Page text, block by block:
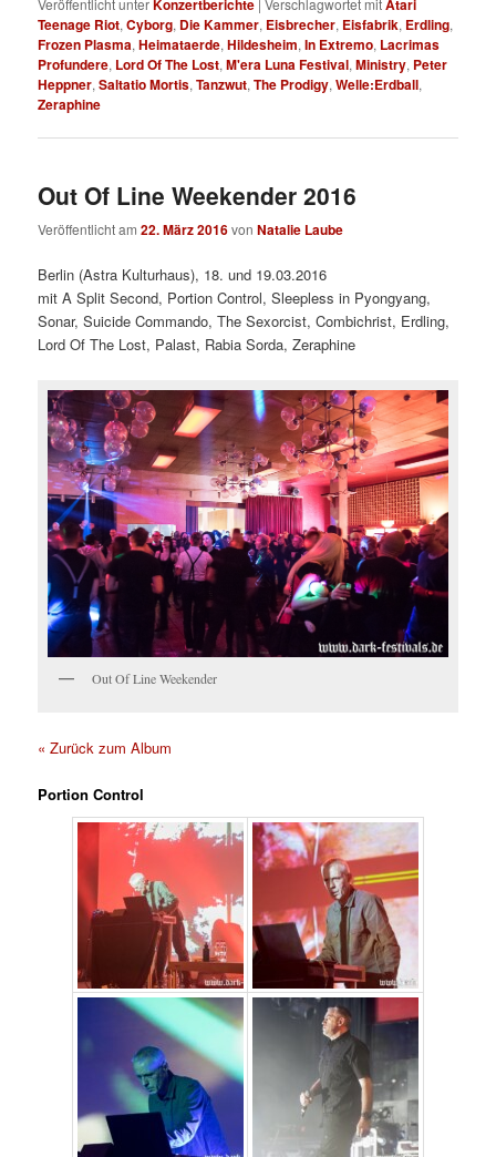
Konzertberichte
Atari
Teenage Riot,Cyborg, Die Kammer, Eisbrecher, Eisfabrik, Erdling,
Frozen Plasma,Heimataerde,Hildesheim,In Extremo, Lacrimas
Profundere, Lord Of The Lost,M'era Luna Festival,Ministry, Peter
Heppner,Saltatio Mortis,Tanzwut,The Prodigy,Welle:Erdball,
Zeraphine
Out Of Line Weekender 2016
Veröffentlicht am22. März 2016vonNatalie Laube
Berlin (Astra Kulturhaus), 18. und 19.03.2016
mit A Split Second, Portion Control, Sleepless in Pyongyang,
Sonar, Suicide Commando, The Sexorcist, Combichrist, Erdling,
Lord Of The Lost, Palast, Rabia Sorda, Zeraphine
Out Of Line Weekender
« Zurück zum Album
Portion Control